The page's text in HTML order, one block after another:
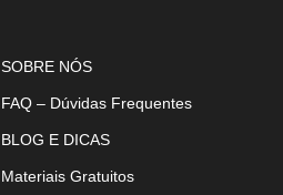
SOBRE NÓS
FAQ – Dúvidas Frequentes
BLOG E DICAS
Materiais Gratuitos